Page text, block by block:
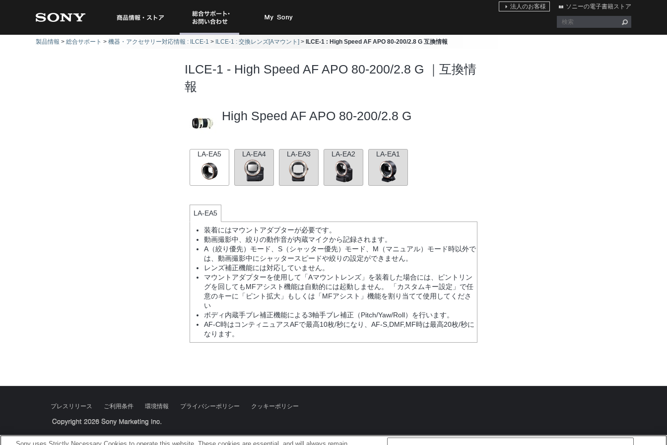
商品情報・ストア
総合サポート・お
My Sony
法人のお客様 ソニーの電子書籍ストア
製品情報 総合サポート 機器・アクセサリー対応情報 : ILCE-1 ILCE-1 : 交換レンズ[Aマウント] ILCE-1 : High Speed AF APO 80-200/2.8 G 互換情報
ILCE-1 - High Speed AF APO 80-200/2.8 G ｜互換情
報
High Speed AF APO 80-200/2.8 G
LA-EA5 LA-EA4 LA-EA3 LA-EA2 LA-EA1
LA-EA5
装着にはマウントアダプターが必要です。
動画撮影中、絞りの動作音が内蔵マイクから記録されます。
A（絞り優先）モード、S（シャッター優先）モード、M（マニュアル）モード時以外で
は、動画撮影中にシャッタースピードや絞りの設定ができません。
レンズ補正機能には対応していません。
マウントアダプターを使用して「Aマウントレンズ」を装着した場合には、ピントリン
グを回してもMFアシスト機能は自動的には起動しません。 「カスタムキー設定」で任
意のキーに「ピント拡大」もしくは「MFアシスト」機能を割り当てて使用してくださ
い
ボディ内蔵手ブレ補正機能による3軸手ブレ補正（Pitch/Yaw/Roll）を行います。
AF-C時はコンティニュアスAFで最高10枚/秒になり、AF-S,DMF,MF時は最高20枚/秒に
なります。
プレスリリース ご利用条件 環境情報 プライバシーポリシー クッキーポリシー
Sony Corporation, Sony Marketing Inc.